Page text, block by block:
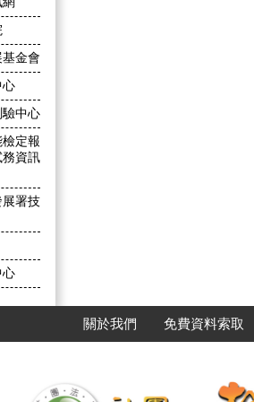
金會
心
中心
定報
資訊
署技
心
關於我們 免費資料索取